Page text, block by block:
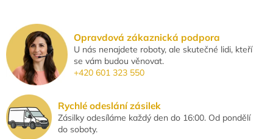
Opravdová zákaznická podpora
U nás nenajdete roboty, ale skutečné lidi, kteří
se vám budou věnovat.
+420 601 323 550
Rychlé odeslání zásilek
Zásilky odesíláme každý den do 16:00. Od pondělí
do soboty.